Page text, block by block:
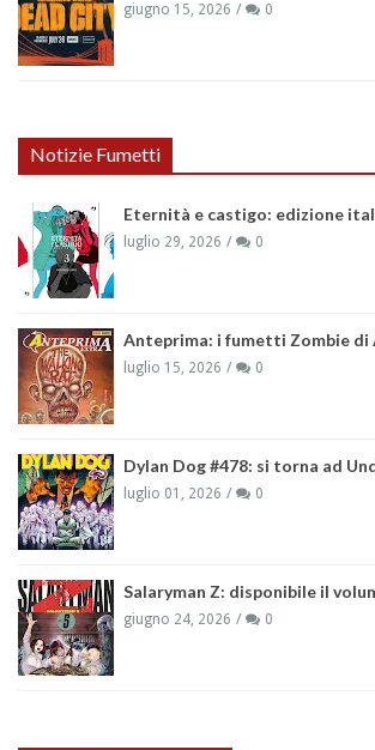
giugno 15, 2026 0
Notizie Fumetti
Eternità e castigo: edizione
luglio 29, 2026 0
Anteprima: i fumetti Zombie di
luglio 15, 2026 0
Dylan Dog #478: si torna ad
luglio 01, 2026 0
Salaryman Z: disponibile il
giugno 24, 2026 0